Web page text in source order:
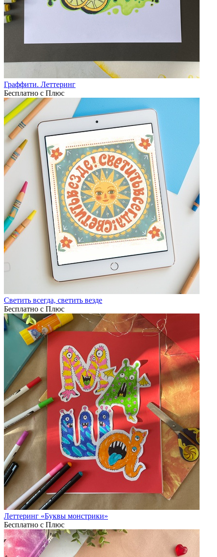
Граффити. Леттеринг
Бесплатно с Плюс
Светить всегда, светить везде
Бесплатно с Плюс
Леттеринг «Буквы монстрики»
Бесплатно с Плюс